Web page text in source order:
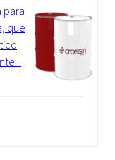
para
que